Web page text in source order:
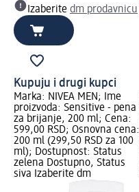
Izaberite dm prodavnicu
Kupuju i drugi kupci
Marka: NIVEA MEN; Ime
proizvoda: Sensitive - pena
za brijanje, 200 ml; Cena:
599,00 RSD; Osnovna cena:
200 ml (299,50 RSD za 100
ml); Dostupnost: Status
zelena Dostupno, Status
siva Izaberite dm